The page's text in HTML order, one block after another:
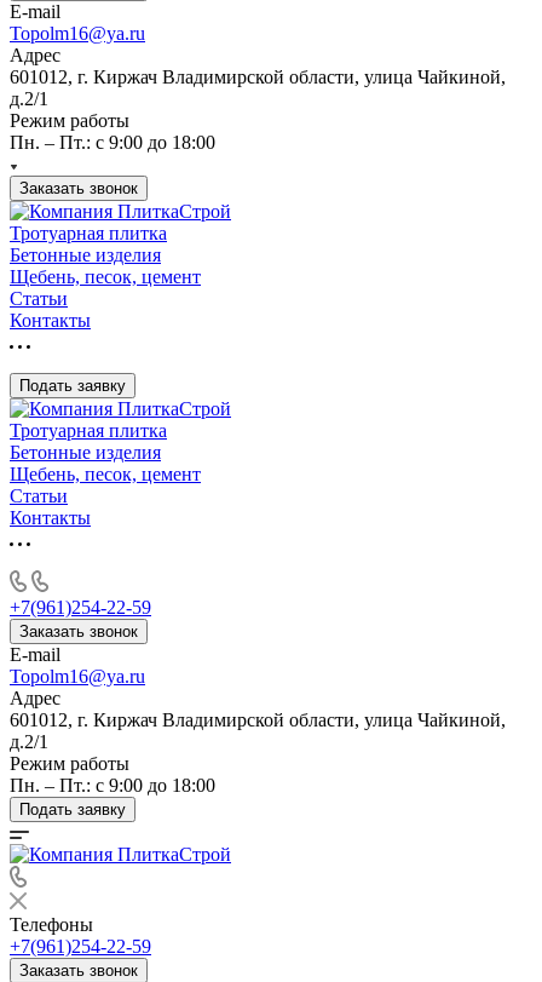
E-mail
Topolm16@ya.ru
Адрес
601012, г. Киржач Владимирской области, улица Чайкиной,
д.2/1
Режим работы
Пн. – Пт.: с 9:00 до 18:00
Заказать звонок
Тротуарная плитка
Бетонные изделия
Щебень, песок, цемент
Статьи
Контакты
Подать заявку
Тротуарная плитка
Бетонные изделия
Щебень, песок, цемент
Статьи
Контакты
+7(961)254-22-59
Заказать звонок
E-mail
Topolm16@ya.ru
Адрес
601012, г. Киржач Владимирской области, улица Чайкиной,
д.2/1
Режим работы
Пн. – Пт.: с 9:00 до 18:00
Подать заявку
Телефоны
+7(961)254-22-59
Заказать звонок